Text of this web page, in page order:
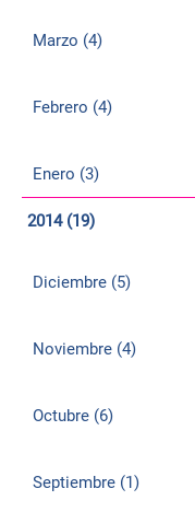
Marzo (4)
Febrero (4)
Enero (3)
2014 (19)
Diciembre (5)
Noviembre (4)
Octubre (6)
Septiembre (1)